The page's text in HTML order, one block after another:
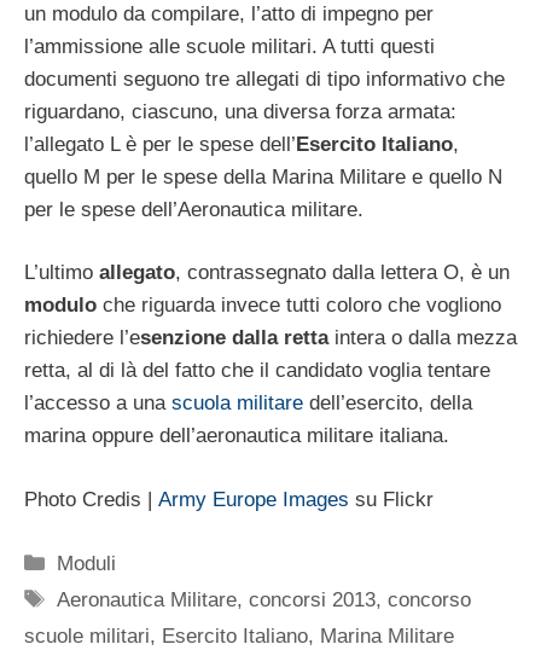
un modulo da compilare, l’atto di impegno per
l’ammissione alle scuole militari. A tutti questi
documenti seguono tre allegati di tipo informativo che
riguardano, ciascuno, una diversa forza armata:
l’allegato L è per le spese dell’Esercito Italiano,
quello M per le spese della Marina Militare e quello N
per le spese dell’Aeronautica militare.
L’ultimo allegato, contrassegnato dalla lettera O, è un
modulo che riguarda invece tutti coloro che vogliono
richiedere l’esenzione dalla rettaintera o dalla mezza
retta, al di là del fatto che il candidato voglia tentare
l’accesso a una scuola militare dell’esercito, della
marina oppure dell’aeronautica militare italiana.
Photo Credis | Army Europe Images su Flickr
Categorie
Moduli
Tag
Aeronautica Militare,concorsi 2013,concorso
scuole militari, Esercito Italiano, Marina Militare